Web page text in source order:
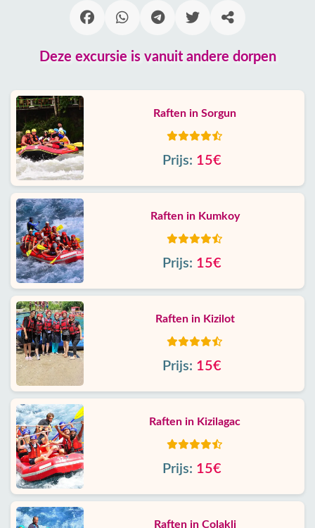
Deze excursie is vanuit andere dorpen
Raften in Sorgun
Prijs: 15€
Raften in Kumkoy
Prijs: 15€
Raften in Kizilot
Prijs: 15€
Raften in Kizilagac
Prijs: 15€
Raften in Colakli